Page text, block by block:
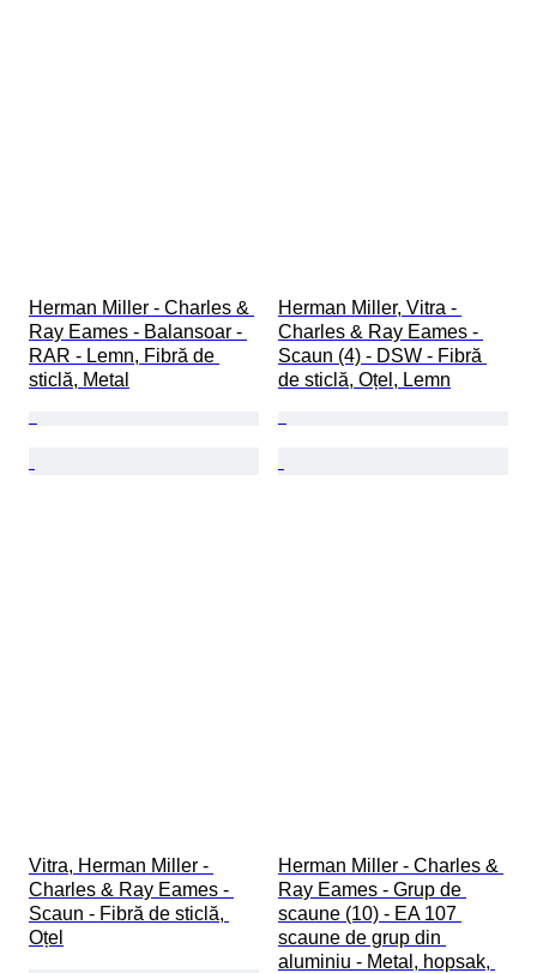
Herman Miller - Charles &
Ray Eames - Balansoar -
RAR - Lemn, Fibră de
sticlă, Metal
Herman Miller, Vitra -
Charles & Ray Eames -
Scaun (4) - DSW - Fibră
de sticlă, Oțel, Lemn
Vitra, Herman Miller -
Charles & Ray Eames -
Scaun - Fibră de sticlă,
Oțel
Herman Miller - Charles &
Ray Eames - Grup de
scaune (10) - EA 107
scaune de grup din
aluminiu - Metal, hopsak,